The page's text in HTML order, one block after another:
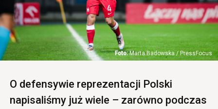
Marta Badowska / PressFocus
O defensywie reprezentacji Polski
napisaliśmy już wiele – zarówno podczas